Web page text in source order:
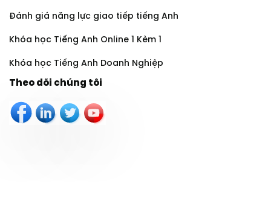
Đánh giá năng lực giao tiếp tiếng Anh
Khóa học Tiếng Anh Online 1 Kèm 1
Khóa học Tiếng Anh Doanh Nghiệp
Theo dõi chúng tôi